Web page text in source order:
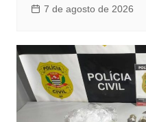
7 de agosto de 2026